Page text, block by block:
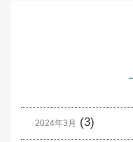
2024年3月 (3)